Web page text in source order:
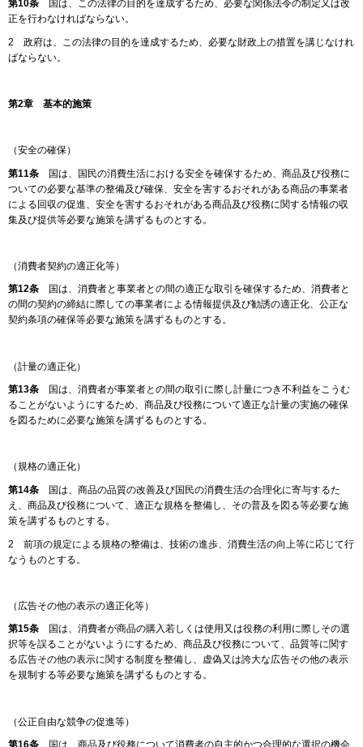
第10条 国は、この法律の目的を達成するため、必要な関係法令の制定又は改
正を行わなければならない。
2 政府は、この法律の目的を達成するため、必要な財政上の措置を講じなけれ
ばならない。
第2章 基本的施策
（安全の確保）
第11条 国は、国民の消費生活における安全を確保するため、商品及び役務に
ついての必要な基準の整備及び確保、安全を害するおそれがある商品の事業者
による回収の促進、安全を害するおそれがある商品及び役務に関する情報の収
集及び提供等必要な施策を講ずるものとする。
（消費者契約の適正化等）
第12条 国は、消費者と事業者との間の適正な取引を確保するため、消費者と
の間の契約の締結に際しての事業者による情報提供及び勧誘の適正化、公正な
契約条項の確保等必要な施策を講ずるものとする。
（計量の適正化）
第13条 国は、消費者が事業者との間の取引に際し計量につき不利益をこうむ
ることがないようにするため、商品及び役務について適正な計量の実施の確保
を図るために必要な施策を講ずるものとする。
（規格の適正化）
第14条 国は、商品の品質の改善及び国民の消費生活の合理化に寄与するた
え、商品及び役務について、適正な規格を整備し、その普及を図る等必要な施
策を講ずるものとする。
2 前項の規定による規格の整備は、技術の進歩、消費生活の向上等に応じて行
なうものとする。
（広告その他の表示の適正化等）
第15条 国は、消費者が商品の購入若しくは使用又は役務の利用に際しその選
択等を誤ることがないようにするため、商品及び役務について、品質等に関す
る広告その他の表示に関する制度を整備し、虚偽又は誇大な広告その他の表示
を規制する等必要な施策を講ずるものとする。
（公正自由な競争の促進等）
第16条 国は、商品及び役務について消費者の自主的かつ合理的な選択の機会